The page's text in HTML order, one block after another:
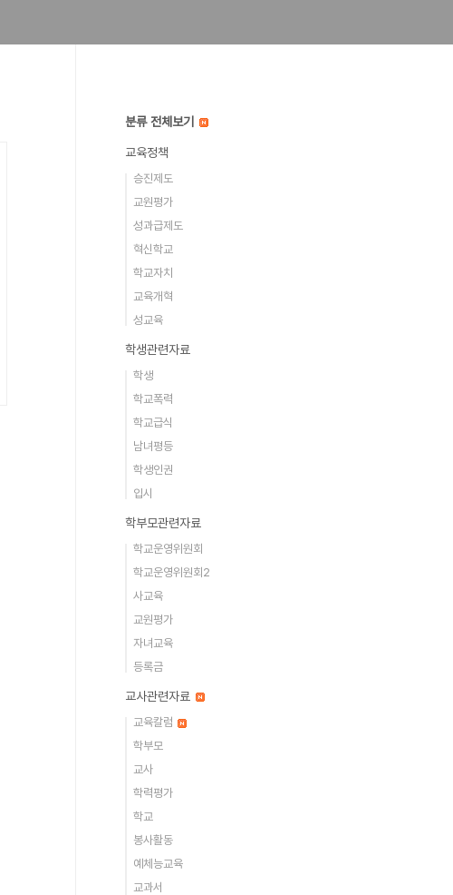
분류 전체보기
교육정책
승진제도
교원평가
성과급제도
혁신학교
학교자치
교육개혁
성교육
학생관련자료
학생
학교폭력
학교급식
남녀평등
학생인권
입시
학부모관련자료
학교운영위원회
학교운영위원회2
사교육
교원평가
자녀교육
등록금
교사관련자료
교육칼럼
학부모
교사
학력평가
학교
봉사활동
예체능교육
교과서